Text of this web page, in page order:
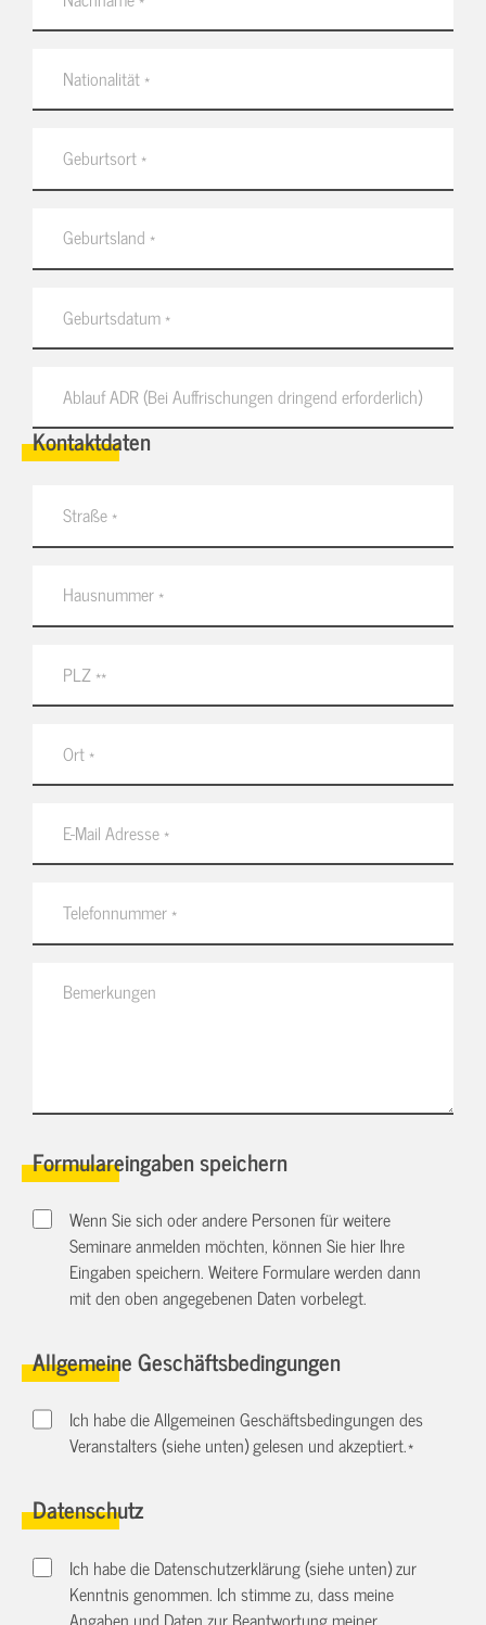
Kontaktdaten
Formulareingaben speichern
Wenn Sie sich oder andere Personen für weitere
Seminare anmelden möchten, können Sie hier Ihre
Eingaben speichern. Weitere Formulare werden dann
mit den oben angegebenen Daten vorbelegt.
Allgemeine Geschäftsbedingungen
Ich habe die Allgemeinen Geschäftsbedingungen des
Veranstalters (siehe unten) gelesen und akzeptiert.*
Datenschutz
Ich habe die Datenschutzerklärung (siehe unten) zur
Kenntnis genommen. Ich stimme zu, dass meine
Angaben und Daten zur Beantwortung meiner